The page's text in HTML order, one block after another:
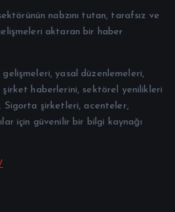
nabzını tutan, tarafsız ve
aktaran bir haber
gelişmeleri, yasal düzenlemeleri,
haberlerini, sektörel yenilikleri
Sigorta şirketleri, acenteler,
için güvenilir bir bilgi kaynağı